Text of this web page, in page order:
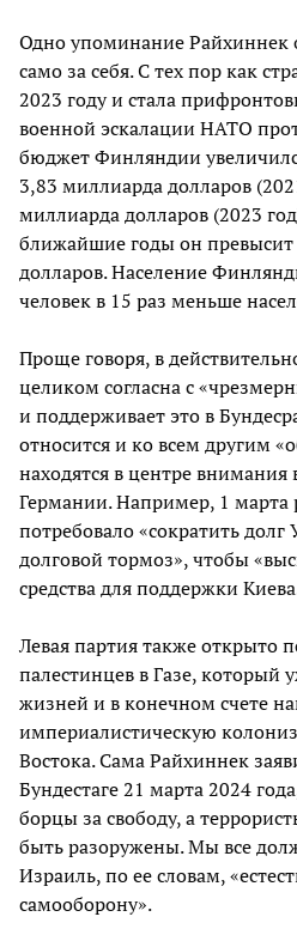
Одно упоминание Райхиннек
само за себя. С тех пор как
2023 году и стала
военной эскалации НАТО
бюджет Финляндии
3,83 миллиарда долларов
миллиарда долларов (2023
ближайшие годы он
долларов. Население
человек в 15 раз меньше
Проще говоря, в
целиком согласна с
и поддерживает это в
относится и ко всем другим
находятся в центре
Германии. Например, 1 марта
потребовало «сократить
долговой тормоз», чтобы
средства для поддержки
Левая партия также открыто
палестинцев в Газе, который
жизней и в конечном счете
империалистическую
Востока. Сама Райхиннек
Бундестаге 21 марта 2024
борцы за свободу, а
быть разоружены. Мы все
Израиль, по ее словам,
самооборону».